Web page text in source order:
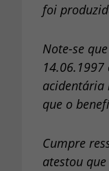
foi
Note-se
acidentária
que o
Cumpre
atestou